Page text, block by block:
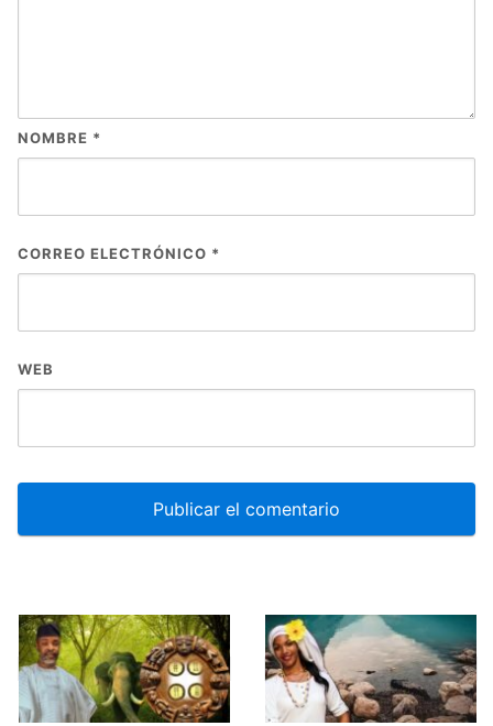
NOMBRE *
CORREO ELECTRÓNICO *
WEB